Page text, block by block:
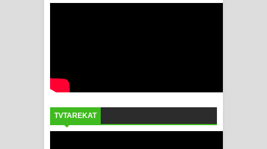
TVTAREKAT